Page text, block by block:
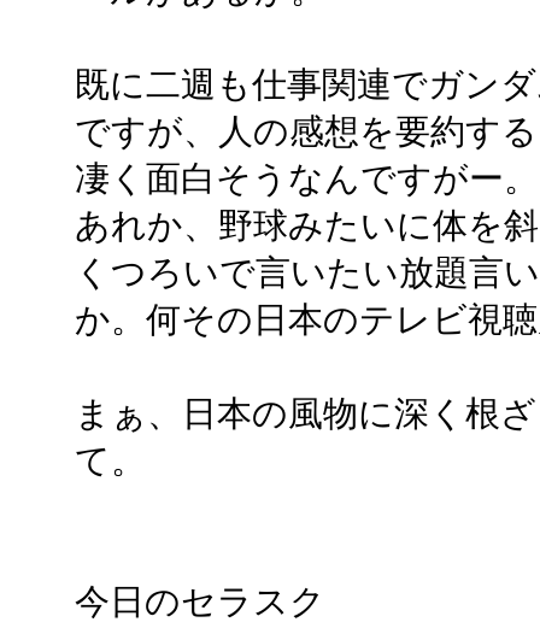
既に二週も仕事関連でガン
ですが、人の感想を要約す
凄く面白そうなんですがー。
あれか、野球みたいに体を
くつろいで言いたい放題言
か。何その日本のテレビ視
まぁ、日本の風物に深く根
て。
今日のセラスク